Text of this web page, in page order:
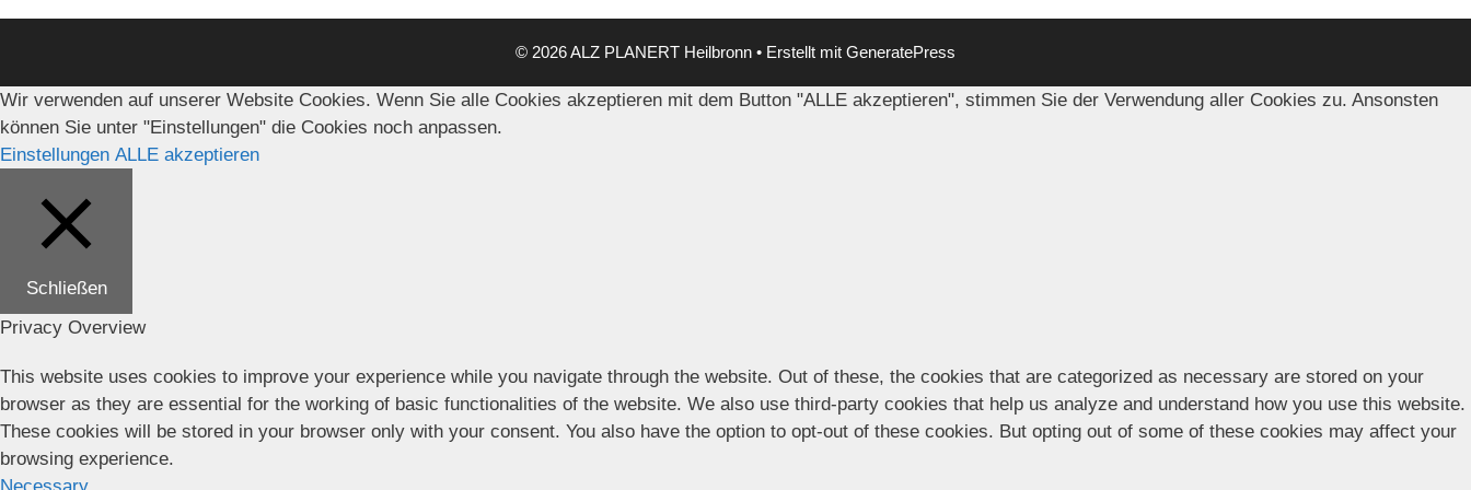
© 2026 ALZ PLANERT Heilbronn • Erstellt mit GeneratePress
Wir verwenden auf unserer Website Cookies. Wenn Sie alle Cookies akzeptieren mit dem Button "ALLE akzeptieren", stimmen Sie der Verwendung aller Cookies zu. Ansonsten
können Sie unter "Einstellungen" die Cookies noch anpassen.
Einstellungen ALLE akzeptieren
Schließen
Privacy Overview
This website uses cookies to improve your experience while you navigate through the website. Out of these, the cookies that are categorized as necessary are stored on your
browser as they are essential for the working of basic functionalities of the website. We also use third-party cookies that help us analyze and understand how you use this website.
These cookies will be stored in your browser only with your consent. You also have the option to opt-out of these cookies. But opting out of some of these cookies may affect your
browsing experience.
Necessary